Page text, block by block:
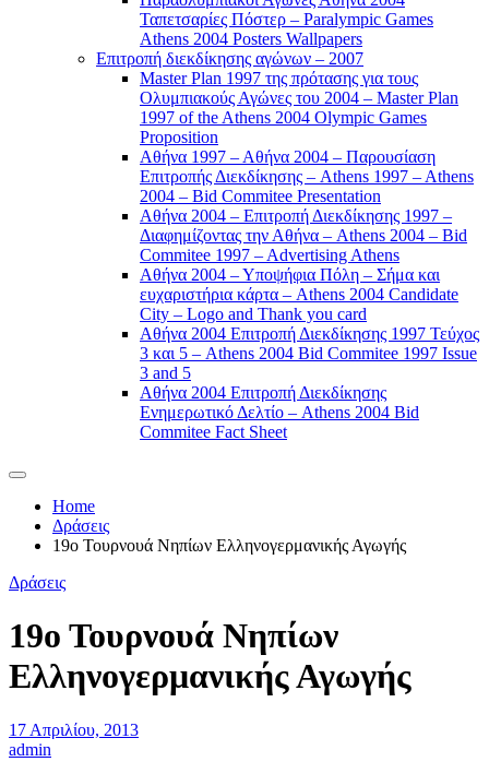
Ταπετσαρίες Πόστερ – Paralympic Games
Athens 2004 Posters Wallpapers
Επιτροπή διεκδίκησης αγώνων – 2007
Master Plan 1997 της πρότασης για τους
Ολυμπιακούς Αγώνες του 2004 – Master Plan
1997 of the Athens 2004 Olympic Games
Proposition
Αθήνα 1997 – Αθήνα 2004 – Παρουσίαση
Επιτροπής Διεκδίκησης – Athens 1997 – Athens
2004 – Bid Commitee Presentation
Αθήνα 2004 – Επιτροπή Διεκδίκησης 1997 –
Διαφημίζοντας την Αθήνα – Athens 2004 – Bid
Commitee 1997 – Advertising Athens
Αθήνα 2004 – Υποψήφια Πόλη – Σήμα και
ευχαριστήρια κάρτα – Athens 2004 Candidate
City – Logo and Thank you card
Αθήνα 2004 Επιτροπή Διεκδίκησης 1997 Τεύχος
3 και 5 – Athens 2004 Bid Commitee 1997 Issue
3 and 5
Αθήνα 2004 Επιτροπή Διεκδίκησης
Ενημερωτικό Δελτίο – Athens 2004 Bid
Commitee Fact Sheet
Home
Δράσεις
19ο Τουρνουά Νηπίων Ελληνογερμανικής Αγωγής
Δράσεις
19ο Τουρνουά Νηπίων
Ελληνογερμανικής Αγωγής
17 Απριλίου, 2013
admin